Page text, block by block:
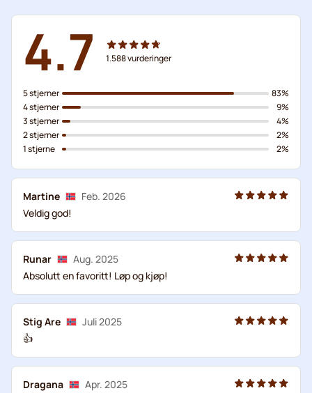
4.7 1.588vurderinger
5 stjerner
4 stjerner
3 stjerner
2 stjerner
1 stjerne
83%
9%
4%
2%
2%
Martine
Feb. 2026
Veldig god!
Runar
Aug. 2025
Absolutt en favoritt! Løp og kjøp!
Stig Are
Juli 2025
👍
Dragana
Apr. 2025